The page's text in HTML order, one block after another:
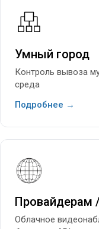
Умный город
Контроль вывоза
среда
Подробнее →
Провайдерам
Облачное